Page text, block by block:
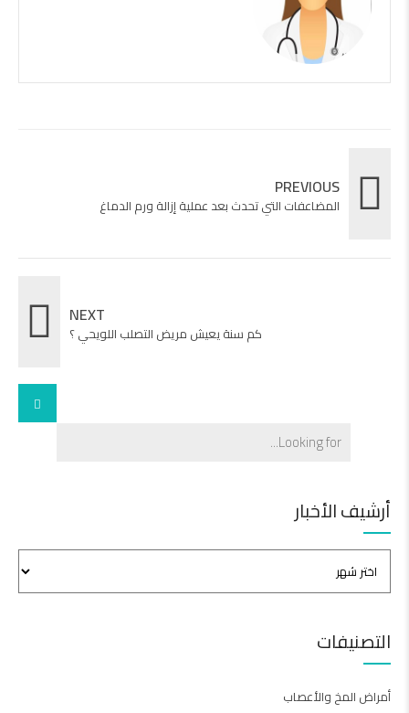
PREVIOUS
المضاعفات التي تحدث بعد عملية إزالة ورم الدماغ
NEXT
كم سنة يعيش مريض التصلب اللويحي ؟
أرشيف الأخبار
التصنيفات
أمراض المخ والأعصاب